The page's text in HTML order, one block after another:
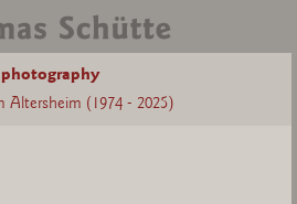
photography
Altersheim (1974 - 2025)